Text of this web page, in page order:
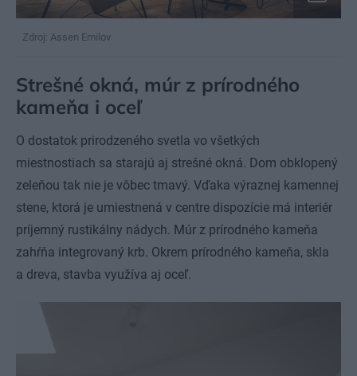
Zdroj: Assen Emilov
Strešné okná, múr z prírodného
kameňa i oceľ
O dostatok prirodzeného svetla vo všetkých
miestnostiach sa starajú aj strešné okná. Dom obklopený
zeleňou tak nie je vôbec tmavý. Vďaka výraznej kamennej
stene, ktorá je umiestnená v centre dispozície má interiér
príjemný rustikálny nádych. Múr z prírodného kameňa
zahŕňa integrovaný krb. Okrem prírodného kameňa, skla
a dreva, stavba využíva aj oceľ.